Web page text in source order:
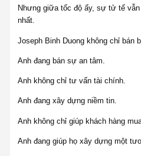
Nhưng giữa tốc độ ấy, sự tử tế
nhất.
Joseph Binh Duong không chỉ bán
Anh đang bán sự an tâm.
Anh không chỉ tư vấn tài chính.
Anh đang xây dựng niềm tin.
Anh không chỉ giúp khách hàng
Anh đang giúp họ xây dựng một